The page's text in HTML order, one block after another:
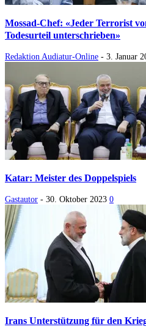
Mossad-Chef: «Jeder Terrorist
Todesurteil unterschrieben»
Redaktion Audiatur-Online - 3. Januar
Katar: Meister des Doppelspiels
Gastautor - 30. Oktober 2023 0
Irans Unterstützung für den